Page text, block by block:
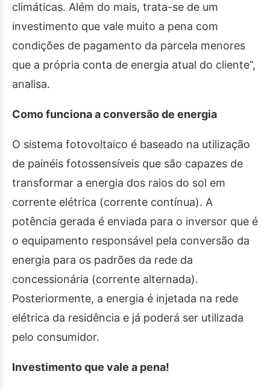
climáticas. Além do mais, trata-se de um
investimento que vale muito a pena com
condições de pagamento da parcela menores
que a própria conta de energia atual do cliente”,
analisa.
Como funciona a conversão de energia
O sistema fotovoltaico é baseado na utilização
de painéis fotossensíveis que são capazes de
transformar a energia dos raios do sol em
corrente elétrica (corrente contínua). A
potência gerada é enviada para o inversor que é
o equipamento responsável pela conversão da
energia para os padrões da rede da
concessionária (corrente alternada).
Posteriormente, a energia é injetada na rede
elétrica da residência e já poderá ser utilizada
pelo consumidor.
Investimento que vale a pena!